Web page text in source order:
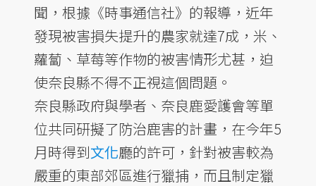
聞，根據《時事通信社》的報導，近年
發現被害損失提升的農家就達7成，米、
蘿蔔、草莓等作物的被害情形尤甚，迫
使奈良縣不得不正視這個問題。
奈良縣政府與學者、奈良鹿愛護會等單
位共同研擬了防治鹿害的計畫，在今年5
月時得到文化廳的許可，針對被害較為
嚴重的東部郊區進行獵捕，而且制定獵